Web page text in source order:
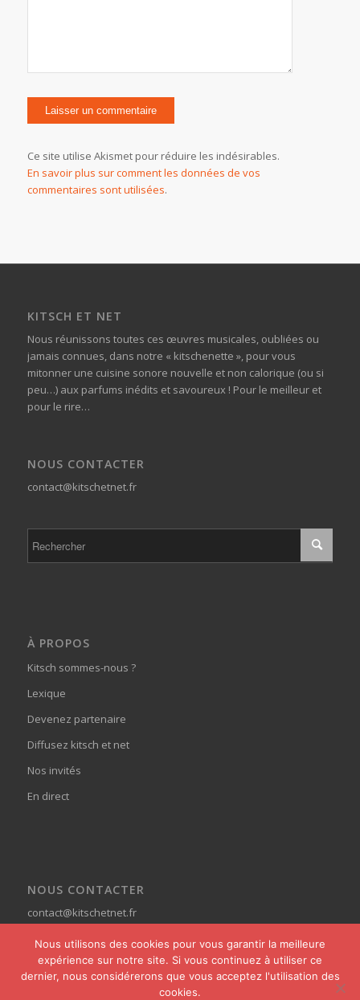
Ce site utilise Akismet pour réduire les indésirables.
En savoir plus sur comment les données de vos
commentaires sont utilisées.
KITSCH ET NET
Nous réunissons toutes ces œuvres musicales, oubliées ou
jamais connues, dans notre « kitschenette », pour vous
mitonner une cuisine sonore nouvelle et non calorique (ou si
peu…) aux parfums inédits et savoureux ! Pour le meilleur et
pour le rire…
NOUS CONTACTER
contact@kitschetnet.fr
À PROPOS
Kitsch sommes-nous ?
Lexique
Devenez partenaire
Diffusez kitsch et net
Nos invités
En direct
NOUS CONTACTER
contact@kitschetnet.fr
Nous utilisons des cookies pour vous garantir la meilleure
expérience sur notre site. Si vous continuez à utiliser ce
dernier, nous considérerons que vous acceptez l'utilisation des
cookies.